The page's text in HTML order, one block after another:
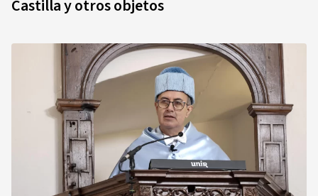
Castilla y otros objetos